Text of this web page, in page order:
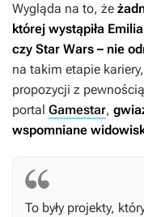
Wygląda na to, że
której wystąpiła
czy Star Wars – nie
na takim etapie
propozycji z
portal Gamestar,
wspomniane
To były projekty,